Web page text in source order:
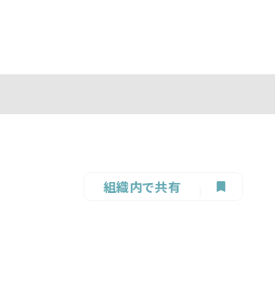
組織内で共有